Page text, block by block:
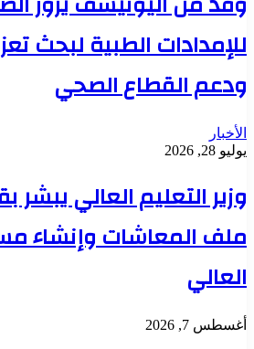
للإمدادات الطبية لبحث
ودعم القطاع الصحي
الأخبار
يوليو 28, 2026
وزير التعليم العالي
ملف المعاشات وإنشاء
العالي
أغسطس 7, 2026